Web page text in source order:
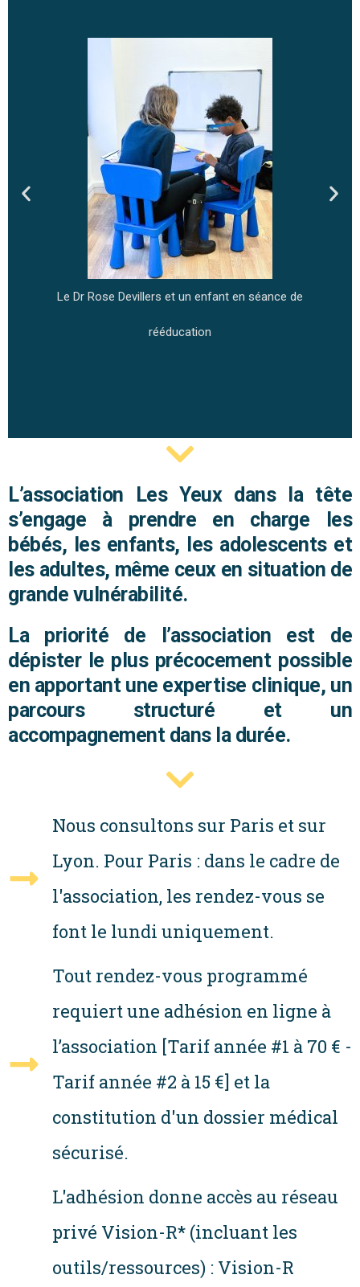
Le Dr Rose Devillers et un enfant en séance de
rééducation
L’association Les Yeux dans la tête
s’engage à prendre en charge les
bébés, les enfants, les adolescents et
les adultes, même ceux en situation de
grande vulnérabilité.
La priorité de l’association est de
dépister le plus précocement possible
en apportant une expertise clinique, un
parcours structuré et un
accompagnement dans la durée.
Nous consultons sur Paris et sur
Lyon. Pour Paris : dans le cadre de
l'association, les rendez-vous se
font le lundi uniquement.
Tout rendez-vous programmé
requiert une adhésion en ligne à
l’association [Tarif année #1 à 70 € -
Tarif année #2 à 15 €] et la
constitution d'un dossier médical
sécurisé.
L'adhésion donne accès au réseau
privé Vision-R* (incluant les
outils/ressources) : Vision-R